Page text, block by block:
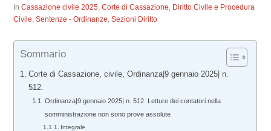
InCassazione civile 2025,Corte di Cassazione, Diritto Civile e Procedura
Civile,Sentenze - Ordinanze,Sezioni Diritto
Sommario
Corte di Cassazione, civile, Ordinanza|9 gennaio 2025| n.
512.
Ordinanza|9 gennaio 2025| n. 512. Letture dei contatori nella
somministrazione non sono prove assolute
Integrale